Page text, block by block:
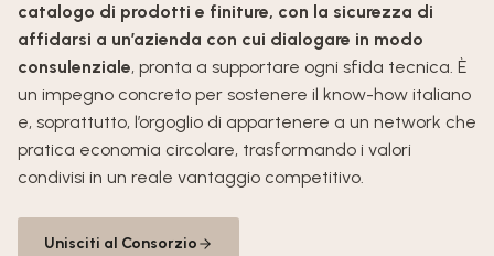
catalogo di prodotti e finiture, con la sicurezza di
affidarsi a un’azienda con cui dialogare in modo
consulenziale, pronta a supportare ogni sfida tecnica. È
un impegno concreto per sostenere il know-how italiano
e, soprattutto, l’orgoglio di appartenere a un network che
pratica economia circolare, trasformando i valori
condivisi in un reale vantaggio competitivo.
Unisciti al Consorzio